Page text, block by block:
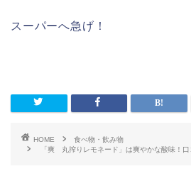
スーパーへ急げ！
HOME
食べ物・飲み物
「爽 丸搾りレモネード」は爽やかな酸味！口